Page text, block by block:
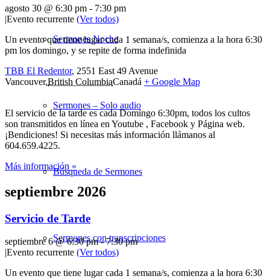
Sermones Noche
Sermones – Solo audio
Búsqueda de Sermones
Sermones con transcripciones
agosto 30 @ 6:30 pm - 7:30 pm
|Evento recurrente (Ver todos)
Un evento que tiene lugar cada 1 semana/s, comienza a la hora 6:30
pm los domingo, y se repite de forma indefinida
TBB El Redentor, 2551 East 49 Avenue
Vancouver,British ColumbiaCanadá + Google Map
El servicio de la tarde es cada Domingo 6:30pm, todos los cultos
son transmitidos en línea en Youtube , Facebook y Página web.
¡Bendiciones! Si necesitas más información llámanos al
604.659.4225.
Más información »
septiembre 2026
Servicio de Tarde
septiembre 6 @ 6:30 pm-7:30 pm
|Evento recurrente (Ver todos)
Un evento que tiene lugar cada 1 semana/s, comienza a la hora 6:30